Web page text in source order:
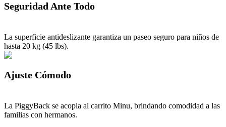
Seguridad Ante Todo
La superficie antideslizante garantiza un paseo seguro para niños de
hasta 20 kg (45 lbs).
Ajuste Cómodo
La PiggyBack se acopla al carrito Minu, brindando comodidad a las
familias con hermanos.